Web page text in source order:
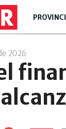
2026